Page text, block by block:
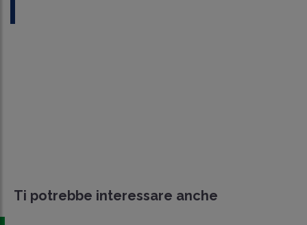
Ti potrebbe interessare anche